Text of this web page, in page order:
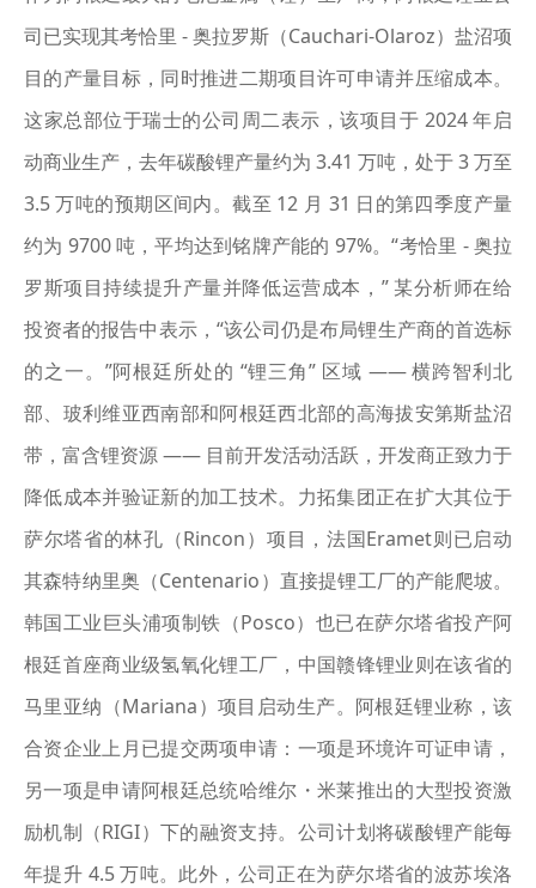
司已实现其考恰里 - 奥拉罗斯（Cauchari-Olaroz）盐沼项
目的产量目标，同时推进二期项目许可申请并压缩成本。
这家总部位于瑞士的公司周二表示，该项目于 2024 年启
动商业生产，去年碳酸锂产量约为 3.41 万吨，处于 3 万至
3.5 万吨的预期区间内。截至 12 月 31 日的第四季度产量
约为 9700 吨，平均达到铭牌产能的 97%。“考恰里 - 奥拉
罗斯项目持续提升产量并降低运营成本，” 某分析师在给
投资者的报告中表示，“该公司仍是布局锂生产商的首选标
的之一。”阿根廷所处的 “锂三角” 区域 —— 横跨智利北
部、玻利维亚西南部和阿根廷西北部的高海拔安第斯盐沼
带，富含锂资源 —— 目前开发活动活跃，开发商正致力于
降低成本并验证新的加工技术。力拓集团正在扩大其位于
萨尔塔省的林孔（Rincon）项目，法国Eramet则已启动
其森特纳里奥（Centenario）直接提锂工厂的产能爬坡。
韩国工业巨头浦项制铁（Posco）也已在萨尔塔省投产阿
根廷首座商业级氢氧化锂工厂，中国赣锋锂业则在该省的
马里亚纳（Mariana）项目启动生产。阿根廷锂业称，该
合资企业上月已提交两项申请：一项是环境许可证申请，
另一项是申请阿根廷总统哈维尔・米莱推出的大型投资激
励机制（RIGI）下的融资支持。公司计划将碳酸锂产能每
年提升 4.5 万吨。此外，公司正在为萨尔塔省的波苏埃洛